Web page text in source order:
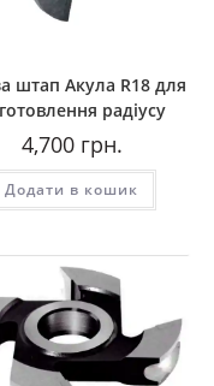
штап Акула R18 для
радіусу
4,700грн.
Додати в кошик